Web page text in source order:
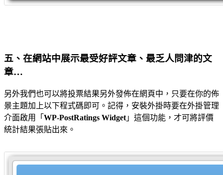
五、在網站中展示最受好評文章、最乏人問津的文
章…
另外我們也可以將投票結果另外發佈在網頁中，只要在你的佈
景主題加上以下程式碼即可。記得，安裝外掛時要在外掛管理
介面啟用「 WP-PostRatings Widget 」這個功能，才可將評價
統計結果張貼出來。